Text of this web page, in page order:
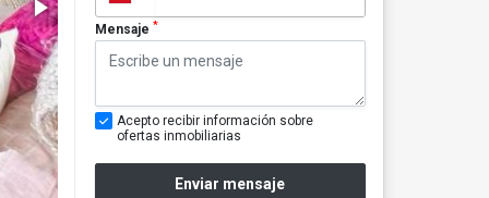
Mensaje *
Acepto recibir información sobre
ofertas inmobiliarias
Enviar mensaje